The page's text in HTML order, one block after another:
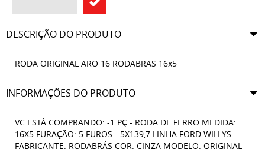
DESCRIÇÃO DO PRODUTO
RODA ORIGINAL ARO 16 RODABRAS 16x5
INFORMAÇÕES DO PRODUTO
VC ESTÁ COMPRANDO: -1 PÇ - RODA DE FERRO MEDIDA:
16X5 FURAÇÃO: 5 FUROS - 5X139,7 LINHA FORD WILLYS
FABRICANTE: RODABRÁS COR: CINZA MODELO: ORIGINAL